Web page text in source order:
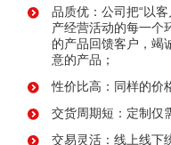
品质优：公司把“以
产经营活动的每一个
的产品回馈客户，竭
意的产品；
性价比高：同样的
交货周期短：定制仅
交易灵活：线上线下